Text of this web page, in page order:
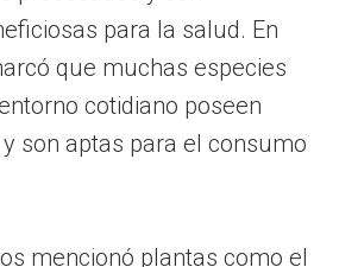
para la salud. En
que muchas especies
cotidiano poseen
son aptas para el consumo
mencionó plantas como el